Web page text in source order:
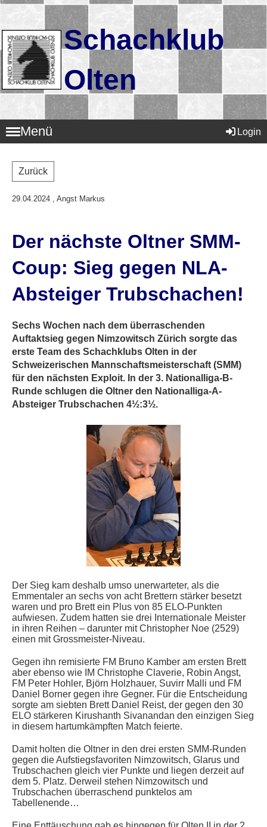
Schachklub
Olten
Menü Login
Zurück
29.04.2024 , Angst Markus
Der nächste Oltner SMM-
Coup: Sieg gegen NLA-
Absteiger Trubschachen!
Sechs Wochen nach dem überraschenden
Auftaktsieg gegen Nimzowitsch Zürich sorgte das
erste Team des Schachklubs Olten in der
Schweizerischen Mannschaftsmeisterschaft (SMM)
für den nächsten Exploit. In der 3. Nationalliga-B-
Runde schlugen die Oltner den Nationalliga-A-
Absteiger Trubschachen 4½:3½.
Der Sieg kam deshalb umso unerwarteter, als die
Emmentaler an sechs von acht Brettern stärker besetzt
waren und pro Brett ein Plus von 85 ELO-Punkten
aufwiesen. Zudem hatten sie drei Internationale Meister
in ihren Reihen – darunter mit Christopher Noe (2529)
einen mit Grossmeister-Niveau.
Gegen ihn remisierte FM Bruno Kamber am ersten Brett
aber ebenso wie IM Christophe Claverie, Robin Angst,
FM Peter Hohler, Björn Holzhauer, Suvirr Malli und FM
Daniel Borner gegen ihre Gegner. Für die Entscheidung
sorgte am siebten Brett Daniel Reist, der gegen den 30
ELO stärkeren Kirushanth Sivanandan den einzigen Sieg
in diesem hartumkämpften Match feierte.
Damit holten die Oltner in den drei ersten SMM-Runden
gegen die Aufstiegsfavoriten Nimzowitsch, Glarus und
Trubschachen gleich vier Punkte und liegen derzeit auf
dem 5. Platz. Derweil stehen Nimzowitsch und
Trubschachen überraschend punktelos am
Tabellenende…